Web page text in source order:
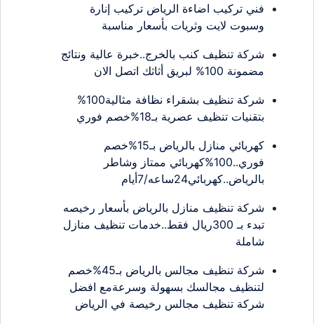
فني تركيب اضاءة الرياض تركيب إنارة
وسبوت لايت وثريات بأسعار مناسبة
شركة تنظيف كنب بالخرج..خبرة عالية ونتائج
مضمونة 100% لبريق أثاثك اتصل الان
شركة تنظيف بشقراء نظافة مثالية100%
بتقنيات تنظيف عصرية بـ18%خصم فوري
كهربائي منازل بالرياض بـ15%خصم
فوري..100%كهربائي ممتاز وشاطر
بالرياض..كهربائي24ساعه/7أيام
شركة تنظيف منازل بالرياض بأسعار رخيصه
تبدء بـ 300ريال فقط..خدمات تنظيف منازل
شاملة
شركة تنظيف مجالس بالرياض بـ45%خصم
لتنظيف مجالسك بسهولة وسرعةمع افضل
شركة تنظيف مجالس رخيصة في الرياض